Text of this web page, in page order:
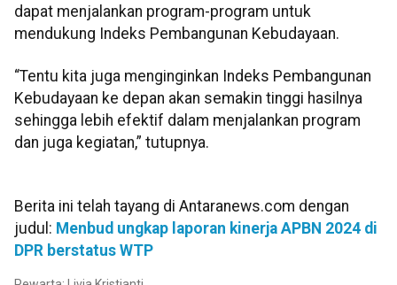
dapat menjalankan program-program untuk
mendukung Indeks Pembangunan Kebudayaan.
“Tentu kita juga menginginkan Indeks Pembangunan
Kebudayaan ke depan akan semakin tinggi hasilnya
sehingga lebih efektif dalam menjalankan program
dan juga kegiatan,” tutupnya.
Berita ini telah tayang di Antaranews.com dengan
judul: Menbud ungkap laporan kinerja APBN 2024 di
DPR berstatus WTP